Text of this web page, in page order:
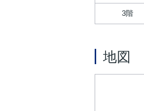
3階
地図